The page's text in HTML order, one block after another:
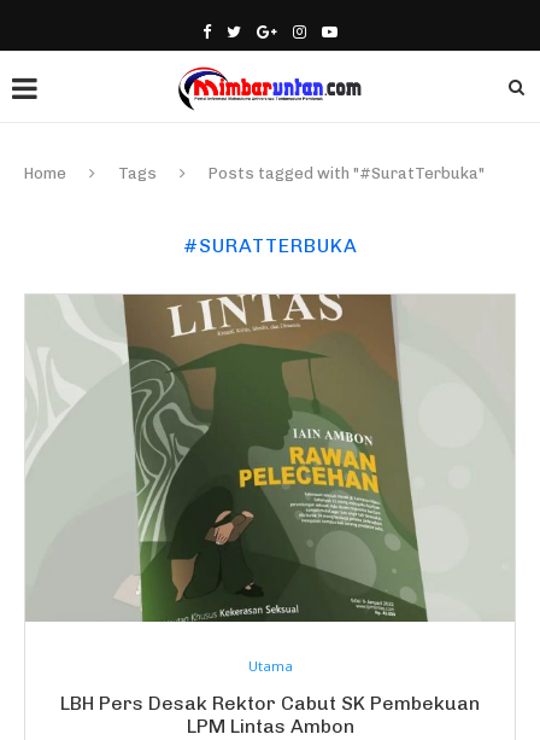
Home Tags Posts tagged with "#SuratTerbuka"
#SURATTERBUKA
Utama
LBH Pers Desak Rektor Cabut SK Pembekuan
LPM Lintas Ambon